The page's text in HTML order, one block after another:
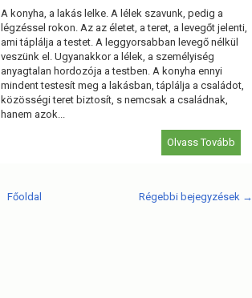
A konyha, a lakás lelke. A lélek szavunk, pedig a
légzéssel rokon. Az az életet, a teret, a levegőt jelenti,
ami táplálja a testet. A leggyorsabban levegő nélkül
veszünk el. Ugyanakkor a lélek, a személyiség
anyagtalan hordozója a testben. A konyha ennyi
mindent testesít meg a lakásban, táplálja a családot,
közösségi teret biztosít, s nemcsak a családnak,
hanem azok...
Olvass Tovább
Régebbi bejegyzések →
Főoldal